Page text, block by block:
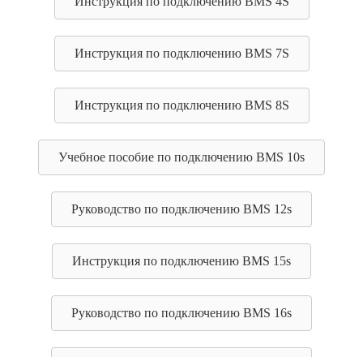
Инструкция по подключению BMS 7S
Инструкция по подключению BMS 8S
Учебное пособие по подключению BMS 10s
Руководство по подключению BMS 12s
Инструкция по подключению BMS 15s
Руководство по подключению BMS 16s